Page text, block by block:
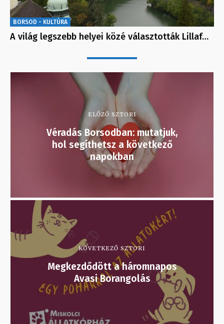
BORSOD - KULTÚRA
A világ legszebb helyei közé választották Lillaf…
ELŐZŐ SZTORI
Véradás Borsodban: mutatjuk,
hol segíthetsz a következő
napokban
KÖVETKEZŐ SZTORI
Megkezdődött a háromnapos
Avasi Borangolás